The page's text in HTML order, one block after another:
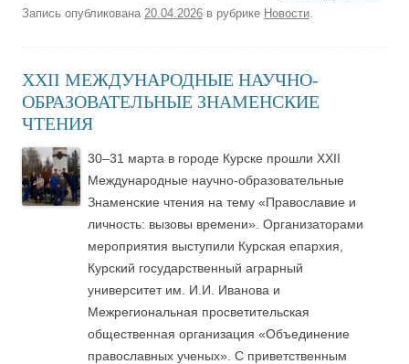
Запись опубликована 20.04.2026 в рубрике Новости
XXII МЕЖДУНАРОДНЫЕ НАУЧНО-
ОБРАЗОВАТЕЛЬНЫЕ ЗНАМЕНСКИЕ
ЧТЕНИЯ
30–31 марта в городе Курске прошли XXII
Международные научно-образовательные
Знаменские чтения на тему «Православие и
личность: вызовы времени». Организаторами
мероприятия выступили Курская епархия,
Курский государственный аграрный
университет им. И.И. Иванова и
Межрегиональная просветительская
общественная организация «Объединение
православных ученых». С приветственным